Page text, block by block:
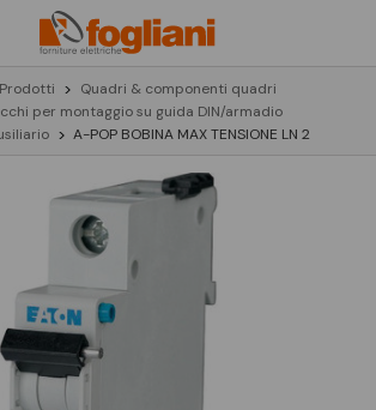
Prodotti
Quadri & componenti quadri
per montaggio su guida DIN/armadio
A-POP BOBINA MAX TENSIONE LN 2